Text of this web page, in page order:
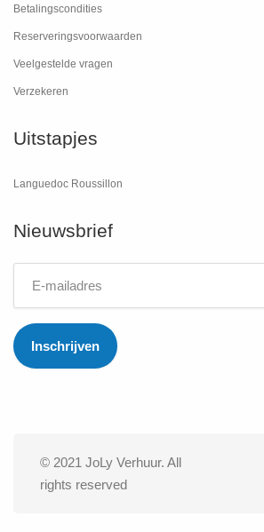
Betalingscondities
Reserveringsvoorwaarden
Veelgestelde vragen
Verzekeren
Uitstapjes
Languedoc Roussillon
Nieuwsbrief
© 2021 JoLy Verhuur. All
rights reserved